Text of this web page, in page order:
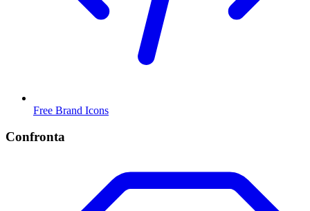
Free Brand Icons
Confronta